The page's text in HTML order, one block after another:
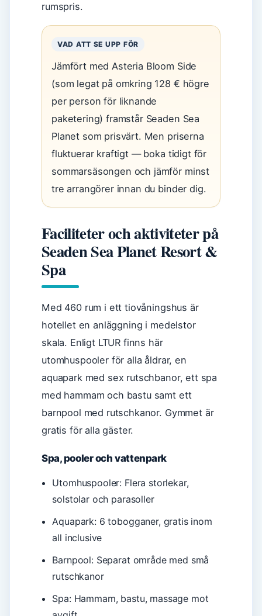
rumspris.
VAD ATT SE UPP FÖR
Jämfört med Asteria Bloom Side
(som legat på omkring 128 € högre
per person för liknande
paketering) framstår Seaden Sea
Planet som prisvärt. Men priserna
fluktuerar kraftigt — boka tidigt för
sommarsäsongen och jämför minst
tre arrangörer innan du binder dig.
Faciliteter och aktiviteter på
Seaden Sea Planet Resort &
Spa
Med 460 rum i ett tiovåningshus är
hotellet en anläggning i medelstor
skala. Enligt LTUR finns här
utomhuspooler för alla åldrar, en
aquapark med sex rutschbanor, ett spa
med hammam och bastu samt ett
barnpool med rutschkanor. Gymmet är
gratis för alla gäster.
Spa, pooler och vattenpark
Utomhuspooler: Flera storlekar,
solstolar och parasoller
Aquapark: 6 tobogganer, gratis inom
all inclusive
Barnpool: Separat område med små
rutschkanor
Spa: Hammam, bastu, massage mot